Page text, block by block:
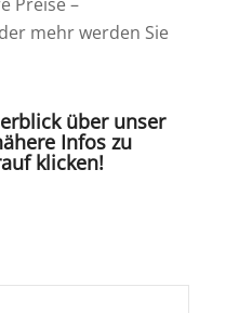
mehr werden Sie
über unser
Infos zu
klicken!